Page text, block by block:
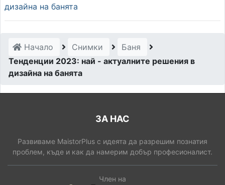
дизайна на банята
Начало Снимки
Баня
Тенденции 2023: най - актуалните решения в
дизайна на банята
ЗА НАС
Развиваме MaistorPlus с идеята да разрешим познатия
проблем, къде и как да намерим добър професионалист.
Член на